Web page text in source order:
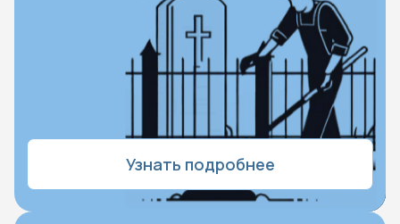
Узнать подробнее